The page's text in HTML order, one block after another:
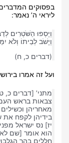
בפסוקים
ליראי ה’ נאמר:
וְיָסְפוּ הַשֹּׁטְרִים
וְיָשֹׁב לְבֵיתוֹ וְלֹא
(דברים כ, ח)
ועל זה אמרו
מתני’ [דברים כ,
צבאות בראש העם
מאחריהן
בידיהן לקפח את
יז] נס ישראל
הוא אומר [שם לא
חללים בהר